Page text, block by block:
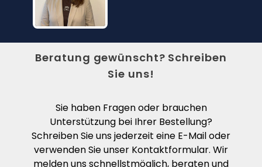
Beratung gewünscht? Schreiben
Sie uns!
Sie haben Fragen oder brauchen
Unterstützung bei Ihrer Bestellung?
Schreiben Sie uns jederzeit eine E-Mail oder
verwenden Sie unser Kontaktformular. Wir
melden uns schnellstmöglich, beraten und